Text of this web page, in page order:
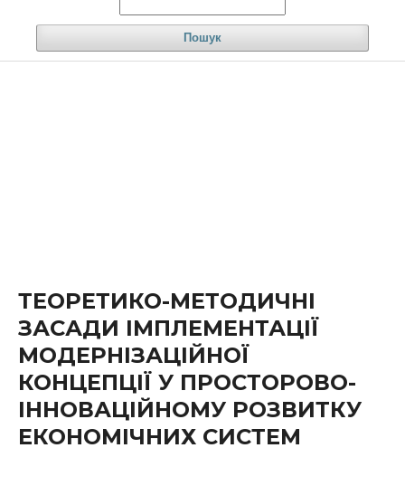
Пошук
ТЕОРЕТИКО-МЕТОДИЧНІ
ЗАСАДИ ІМПЛЕМЕНТАЦІЇ
МОДЕРНІЗАЦІЙНОЇ
КОНЦЕПЦІЇ У ПРОСТОРОВО-
ІННОВАЦІЙНОМУ РОЗВИТКУ
ЕКОНОМІЧНИХ СИСТЕМ